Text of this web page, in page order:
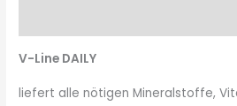
V-Line DAILY
liefert alle nötigen Mineralstoffe,